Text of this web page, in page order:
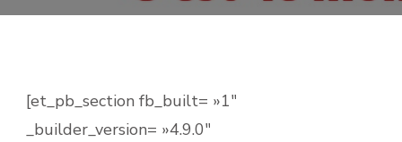
[et_pb_section fb_built= »1″
_builder_version= »4.9.0″